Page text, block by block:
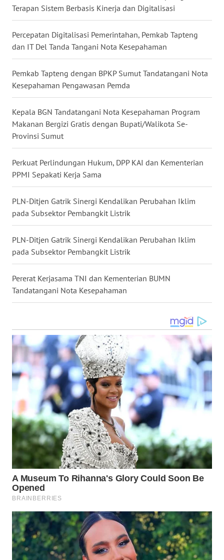
Terapan Sistem Berbasis Kinerja dan Digitalisasi
Percepatan Digitalisasi Pemerintahan, Pemkab Tapteng
dan IT Del Tanda Tangani Nota Kesepahaman
Pemkab Tapteng dengan BPKP Sumut Tandatangani Nota
Kesepahaman Pengawasan Pemda
Kepala BGN Tandatangani Nota Kesepahaman Program
Makanan Bergizi Gratis dengan Bupati/Walikota Se-
Provinsi Sumut
Perkuat Perlindungan Hukum, DPP KAI dan Kementerian
PPMI Sepakati Kerja Sama
PLN-Ditjen Gatrik Sinergi Kendalikan Perubahan Iklim
pada Subsektor Pembangkit Listrik
PLN-Ditjen Gatrik Sinergi Kendalikan Perubahan Iklim
pada Subsektor Pembangkit Listrik
Pererat Kerjasama TNI dan Kementerian BUMN
Tandatangani Nota Kesepahaman
WN
MALUKU
WN
WN
DANAU
WN
NIAS
WN
LANGKAT
WN
TAPANULI
SELATAN
WN
WN
KARO
WN
SIMALUNGUN
WN
LABUHANBATU
WN
TAPANULI
TENGAH
SERDANG
WN
TEBING